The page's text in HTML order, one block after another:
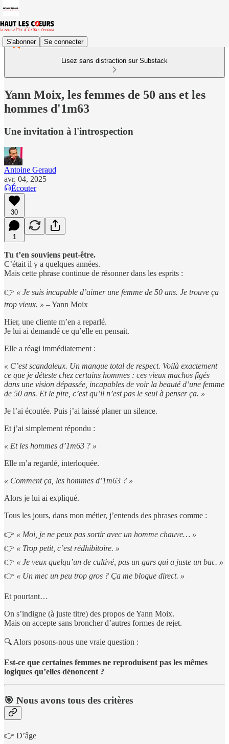
S'abonner Se connecter
Lisez sans distraction sur Substack
Yann Moix, les femmes de 50 ans et les
hommes d'1m63
Une invitation à l'introspection
Antoine Geraud
avr. 04, 2025
Écouter
30
1
Tu t’en souviens peut-être.
C’était il y a quelques années.
Mais cette phrase continue de résonner dans les esprits :
👉 « Je suis incapable d’aimer une femme de 50 ans. Je trouve ça
trop vieux. » – Yann Moix
Hier, une cliente m’en a reparlé.
Je lui ai demandé ce qu’elle en pensait.
Elle a réagi immédiatement :
« C’est scandaleux. Un manque total de respect. Voilà exactement
ce que je déteste chez certains hommes : ces vieux machos figés
dans une vision dépassée, incapables de voir la beauté d’une femme
de 50 ans. Et le pire, c’est qu’il n’est pas le seul à penser ça. »
Je l’ai écoutée. Puis j’ai laissé planer un silence.
Et j’ai simplement répondu :
« Et les hommes d’1m63 ? »
Elle m’a regardé, interloquée.
« Comment ça, les hommes d’1m63 ? »
Alors je lui ai expliqué.
Tous les jours, dans mon métier, j’entends des phrases comme :
👉 « Moi, je ne peux pas sortir avec un homme chauve… »
👉 « Trop petit, c’est rédhibitoire. »
👉 « Je veux quelqu’un de cultivé, pas un gars qui a juste un bac. »
👉 « Un mec un peu trop gros ? Ça me bloque direct. »
Et pourtant…
On s’indigne (à juste titre) des propos de Yann Moix.
Mais on accepte sans broncher d’autres formes de rejet.
🔍 Alors posons-nous une vraie question :
Est-ce que certaines femmes ne reproduisent pas les mêmes
logiques qu’elles dénoncent ?
🎯 Nous avons tous des critères
👉 D’âge